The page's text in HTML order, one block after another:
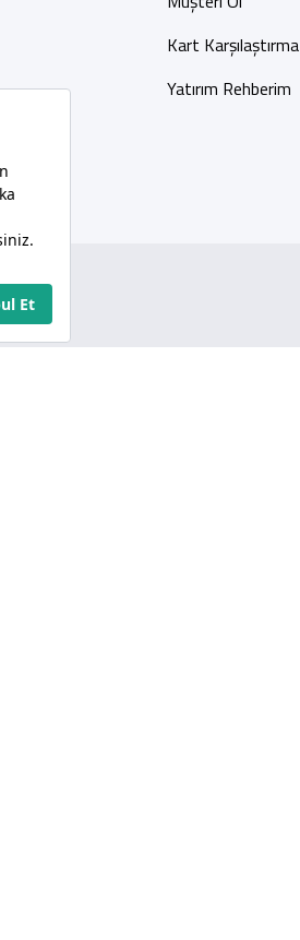
Kart Karşılaştırma
Yatırım Rehberim